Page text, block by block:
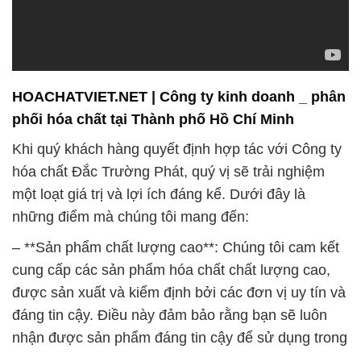
HOACHATVIET.NET | Công ty kinh doanh _ phân
phối hóa chất tại Thành phố Hồ Chí Minh
Khi quý khách hàng quyết định hợp tác với Công ty
hóa chất Đắc Trường Phát, quý vị sẽ trải nghiệm
một loạt giá trị và lợi ích đáng kể. Dưới đây là
những điểm mà chúng tôi mang đến:
– **Sản phẩm chất lượng cao**: Chúng tôi cam kết
cung cấp các sản phẩm hóa chất chất lượng cao,
được sản xuất và kiểm định bởi các đơn vị uy tín và
đáng tin cậy. Điều này đảm bảo rằng bạn sẽ luôn
nhận được sản phẩm đáng tin cậy để sử dụng trong